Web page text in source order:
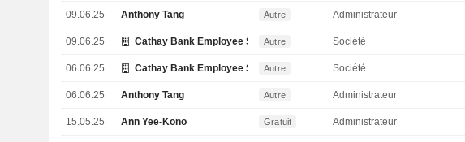
09.06.25 Anthony Tang Autre Administrateur
09.06.25 Cathay Bank Employee Stock Ownership Plan
Autre Société
06.06.25 Cathay Bank Employee Stock Ownership Plan
Autre Société
06.06.25 Anthony Tang Autre Administrateur
15.05.25 Ann Yee-Kono Gratuit Administrateur